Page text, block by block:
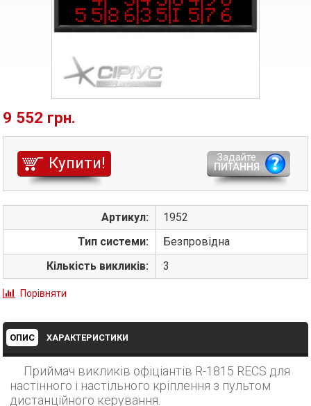
9 552 грн.
Купити!
Задайте
ПИТАННЯ
Артикул:
1952
Тип системи:
Безпровідна
Кількість викликів:
3
Порівняти
ОПИС ХАРАКТЕРИСТИКИ
Приймач викликів офіціантів R-1815 RECS для
настінного і настільного кріплення з пультом
дистанційного керування.